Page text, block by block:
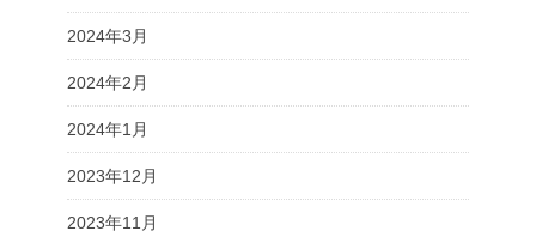
2024年3月
2024年2月
2024年1月
2023年12月
2023年11月